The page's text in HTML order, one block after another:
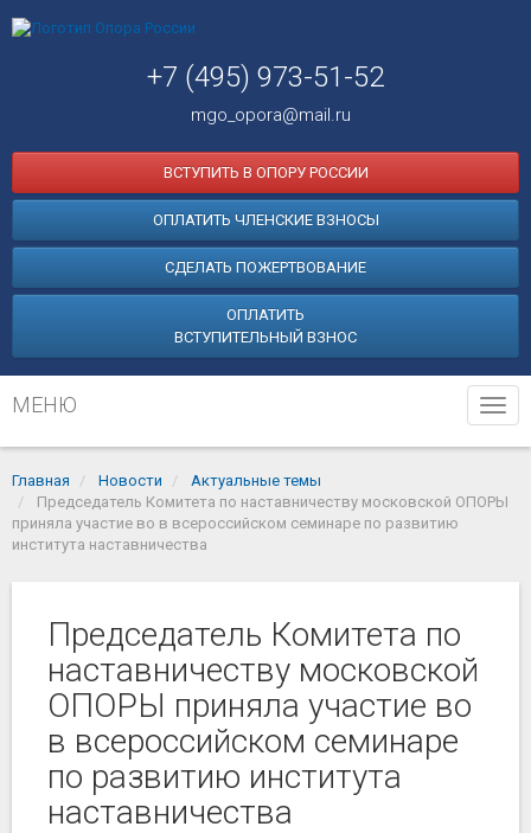
+7 (495) 973-51-52
mgo_opora@mail.ru
ВСТУПИТЬ В ОПОРУ РОССИИ
ОПЛАТИТЬ ЧЛЕНСКИЕ ВЗНОСЫ
СДЕЛАТЬ ПОЖЕРТВОВАНИЕ
ОПЛАТИТЬ
ВСТУПИТЕЛЬНЫЙ ВЗНОС
МЕНЮ
Главная Новости
Актуальные темы
Председатель Комитета по наставничеству московской ОПОРЫ
приняла участие во в всероссийском семинаре по развитию
института наставничества
Председатель Комитета по
наставничеству московской
ОПОРЫ приняла участие во
в всероссийском семинаре
по развитию института
наставничества